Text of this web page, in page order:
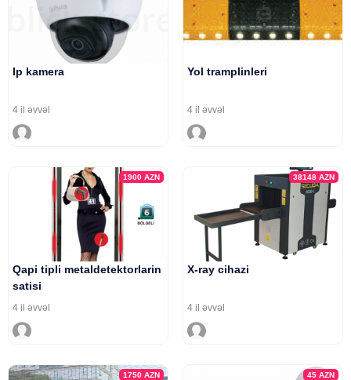
Ip kamera
4 il əvvəl
Yol tramplinleri
4 il əvvəl
1900AZN
Qapi tipli metaldetektorlarin
satisi
4 il əvvəl
38148 AZN
X-ray cihazi
4 il əvvəl
1750AZN 45 AZN